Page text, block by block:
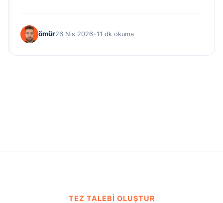
ömür26 Nis 2026 •11 dk okuma
TEZ TALEBI OLUŞTUR